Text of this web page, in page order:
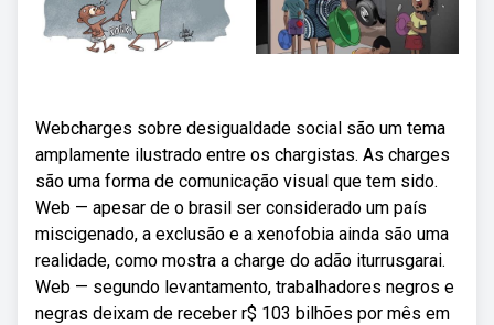
Webcharges sobre desigualdade social são um tema
amplamente ilustrado entre os chargistas. As charges
são uma forma de comunicação visual que tem sido.
Web — apesar de o brasil ser considerado um país
miscigenado, a exclusão e a xenofobia ainda são uma
realidade, como mostra a charge do adão iturrusgarai.
Web — segundo levantamento, trabalhadores negros e
negras deixam de receber r$ 103 bilhões por mês em